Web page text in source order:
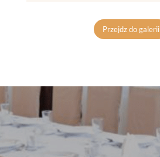
Przejdz do galerii